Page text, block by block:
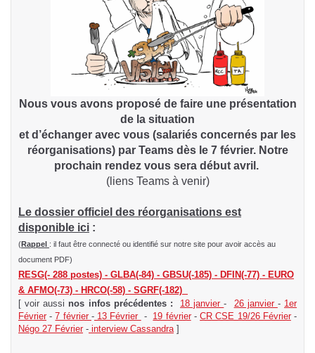
Nous vous avons proposé de faire une présentation
de la situation
et d’échanger avec vous (salariés concernés par les
réorganisations) par Teams dès le 7 février. Notre
prochain rendez vous sera début avril.
(liens Teams à venir)
Le dossier officiel des réorganisations est
disponible ici :
(Rappel : il faut être connecté ou identifié sur notre site pour avoir accès au
document PDF)
RESG(- 288 postes) - GLBA(-84) - GBSU(-185) - DFIN(-77) - EURO
& AFMO(-73) - HRCO(-58) - SGRF(-182)
[ voir aussi nos infos précédentes : 18 janvier- 26 janvier - 1er
Février-7 février -13 Février - 19 février-CR CSE 19/26 Février-
Négo 27 Février- interview Cassandra ]